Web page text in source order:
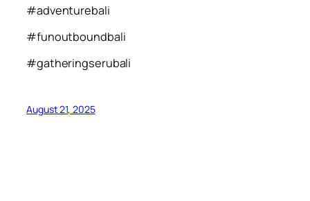
#adventurebali
#funoutboundbali
#gatheringserubali
August 21, 2025